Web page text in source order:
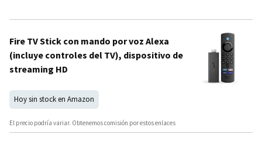
Fire TV Stick con mando por voz Alexa
(incluye controles del TV), dispositivo de
streaming HD
Hoy sin stock en Amazon
El precio podría variar. Obtenemos comisión por estos enlaces